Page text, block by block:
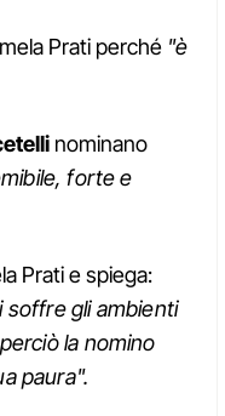
Prati perché "è
nominano
forte e
Prati e spiega:
soffre gli ambienti
la nomino
paura".